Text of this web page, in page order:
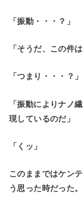
「振動・・・？」
「そうだ、この件
「つまり・・・？」
「振動によりナノ
現しているのだ」
「くッ」
このままではケン
う思った時だった。